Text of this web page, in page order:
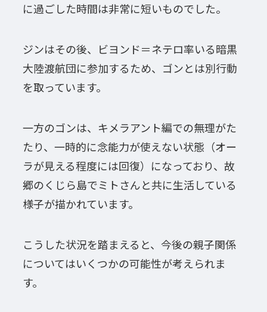
に過ごした時間は非常に短いものでした。
ジンはその後、ビヨンド＝ネテロ率いる暗黒
大陸渡航団に参加するため、ゴンとは別行動
を取っています。
一方のゴンは、キメラアント編での無理がた
たり、一時的に念能力が使えない状態（オー
ラが見える程度には回復）になっており、故
郷のくじら島でミトさんと共に生活している
様子が描かれています。
こうした状況を踏まえると、今後の親子関係
についてはいくつかの可能性が考えられま
す。